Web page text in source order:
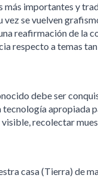
importantes y
se vuelven
reafirmación de la
respecto a temas
debe ser
apropiada
recolectar
casa (Tierra) de